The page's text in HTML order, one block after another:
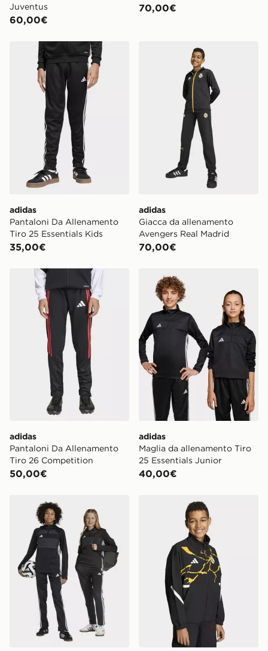
Juventus
60,00€
70,00€
adidas Pantaloni Da Allenamento Tiro 25 Essentials
adidas
Pantaloni Da Allenamento
Tiro 25 Essentials Kids
35,00€
adidas Giacca da
adidas
Giacca da allenamento
Avengers Real Madrid
70,00€
adidas Pantaloni Da Allenamento Tiro 26 Competition
adidas
Pantaloni Da Allenamento
Tiro 26 Competition
50,00€
adidas Maglia da
adidas
Maglia da allenamento Tiro
25 Essentials Junior
40,00€
adidas Tiro 25 Essentials Pantaloni da allenamento
adidas Real Madrid